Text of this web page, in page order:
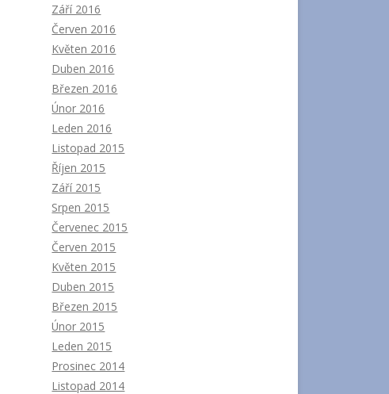
Září 2016
Červen 2016
Květen 2016
Duben 2016
Březen 2016
Únor 2016
Leden 2016
Listopad 2015
Říjen 2015
Září 2015
Srpen 2015
Červenec 2015
Červen 2015
Květen 2015
Duben 2015
Březen 2015
Únor 2015
Leden 2015
Prosinec 2014
Listopad 2014